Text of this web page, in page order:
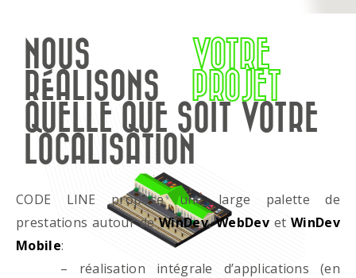
NOUS
RÉALISONS
VOTRE
PROJET
QUELLE QUE SOIT VOTRE
LOCALISATION
CODE LINE propose une large palette de
prestations autour deWinDev,WebDevet WinDev
Mobile:
– réalisation intégrale d’applications (en